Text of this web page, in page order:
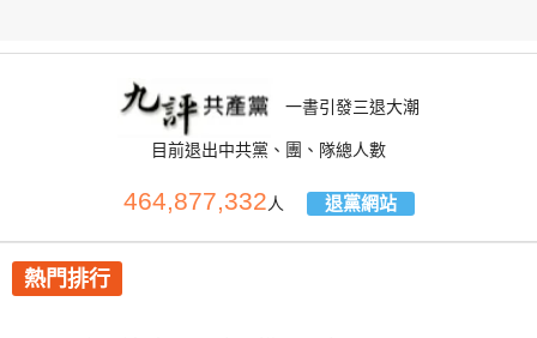
一書引發三退大潮
目前退出中共黨、團、隊總人數
464,877,332人 退黨網站
熱門排行